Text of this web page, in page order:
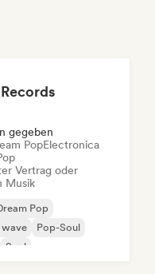
gegeben
PopElectronica
Vertrag oder
Musik
Pop
Pop-Soul
Soul